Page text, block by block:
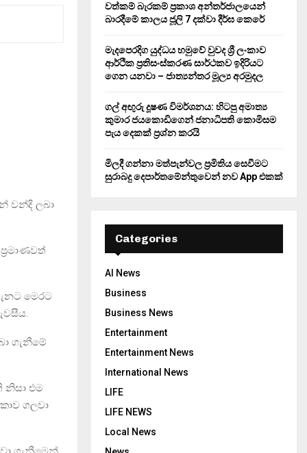
වන්දි ලබා
මෙරට
ගැනීමේ
නිසා එම
ගලවා
H
වත්කම් බැරකම් ප්‍රකාශ අන්තර්ජාලයෙන්
බාරදීමේ කාලය ජූලි 7 දක්වා දීර්ඝ කෙරේ
මැදපෙරදිග යුද්ධය හමුවේ වුවද ශ්‍රී ලංකාව
ආර්ථික ප්‍රතිසංස්කරණ සාර්ථකව ඉදිරියට
ගෙන යනවා – ජාත්‍යන්තර මූල්‍ය අරමුදල
ගල් අඟුරු දූෂණ විමර්ශනය: හිටපු අමාත්‍ය
කුමාර ජයකොඩිගෙන් ජනාධිපති කොමිසම
පැය දෙකක් ප්‍රශ්න කරයි
මිලදී ගන්නා මත්පැන්වල ප්‍රමිතිය සෙවීමට
සුරාබදු දෙපාර්තමේන්තුවෙන් නව App එකක්
Categories
AI News
Business
Business News
Entertainment
Entertainment News
International News
LIFE
LIFE NEWS
Local News